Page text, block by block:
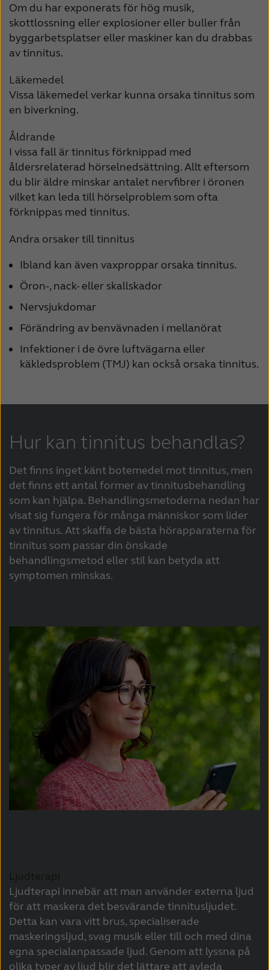
Om du har exponerats för hög musik,
skottlossning eller explosioner eller buller från
byggarbetsplatser eller maskiner kan du drabbas
av tinnitus.
Läkemedel
Vissa läkemedel verkar kunna orsaka tinnitus som
en biverkning.
Åldrande
I vissa fall är tinnitus förknippad med
åldersrelaterad hörselnedsättning. Allt eftersom
du blir äldre minskar antalet nervfibrer i öronen
vilket kan leda till hörselproblem som ofta
förknippas med tinnitus.
Andra orsaker till tinnitus
Ibland kan även vaxproppar orsaka tinnitus.
Öron-, nack- eller skallskador
Nervsjukdomar
Förändring av benvävnaden i mellanörat
Infektioner i de övre luftvägarna eller
käkledsproblem (TMJ) kan också orsaka tinnitus.
Hur kan tinnitus behandlas?
Det finns inget känt botemedel mot tinnitus, men
det finns ett antal former av tinnitusbehandling
som kan hjälpa. Behandlingsmetoderna nedan har
visat sig fungera för många människor som lider
av tinnitus. Att skaffa de bästa hörapparaterna för
tinnitus som passar din önskade
behandlingsmetod eller stil kan betyda att
symptomen minskas.
Ljudterapi
Ljudterapi innebär att man använder externa ljud
för att maskera det besvärande tinnitusljudet.
Detta kan vara vitt brus, specialiserade
maskeringsljud, svag musik eller till och med dina
egna specialanpassade ljud. Genom att lyssna på
olika typer av ljud blir det lättare att avleda